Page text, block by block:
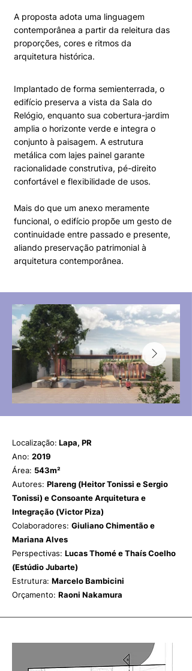
A proposta adota uma linguagem
contemporânea a partir da releitura das
proporções, cores e ritmos da
arquitetura histórica.
Implantado de forma semienterrada, o
edifício preserva a vista da Sala do
Relógio, enquanto sua cobertura-jardim
amplia o horizonte verde e integra o
conjunto à paisagem. A estrutura
metálica com lajes painel garante
racionalidade construtiva, pé-direito
confortável e flexibilidade de usos.
Mais do que um anexo meramente
funcional, o edifício propõe um gesto de
continuidade entre passado e presente,
aliando preservação patrimonial à
arquitetura contemporânea.
Localização: Lapa, PR
Ano: 2019
Área: 543m²
Autores: Plareng (Heitor Tonissi e Sergio
Tonissi) e Consoante Arquitetura e
Integração (Victor Piza)
Colaboradores: Giuliano Chimentão e
Mariana Alves
Perspectivas: Lucas Thomé e Thaís Coelho
(Estúdio Jubarte)
Estrutura: Marcelo Bambicini
Orçamento: Raoni Nakamura